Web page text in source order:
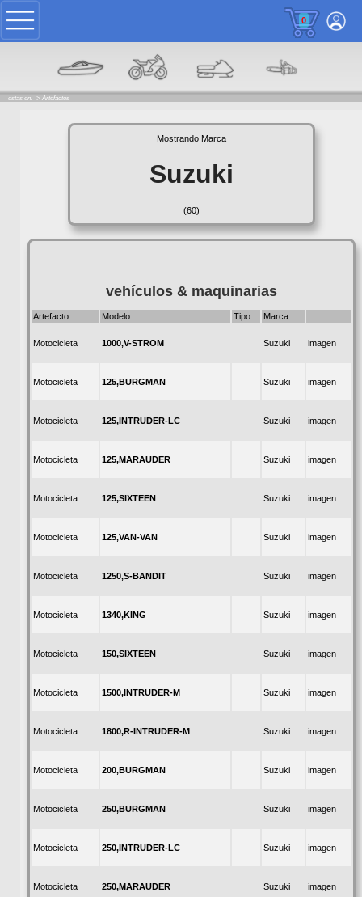
0
estas en: -> Artefactos
Mostrando Marca
Suzuki
(60)
vehículos & maquinarias
Artefacto Modelo Tipo Marca
Motocicleta 1000,V-STROM Suzuki imagen
Motocicleta 125,BURGMAN Suzuki imagen
Motocicleta 125,INTRUDER-LC Suzuki imagen
Motocicleta 125,MARAUDER Suzuki imagen
Motocicleta 125,SIXTEEN Suzuki imagen
Motocicleta 125,VAN-VAN Suzuki imagen
Motocicleta 1250,S-BANDIT Suzuki imagen
Motocicleta 1340,KING Suzuki imagen
Motocicleta 150,SIXTEEN Suzuki imagen
Motocicleta 1500,INTRUDER-M Suzuki imagen
Motocicleta 1800,R-INTRUDER-M Suzuki imagen
Motocicleta 200,BURGMAN Suzuki imagen
Motocicleta 250,BURGMAN Suzuki imagen
Motocicleta 250,INTRUDER-LC Suzuki imagen
Motocicleta 250,MARAUDER Suzuki imagen